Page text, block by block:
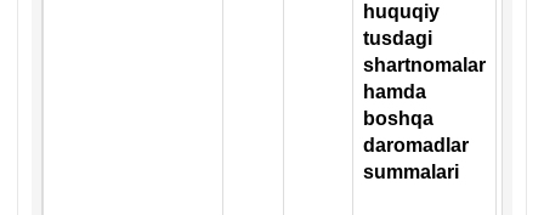
huquqiy
tusdagi
shartnomalar
hamda
boshqa
daromadlar
summalari